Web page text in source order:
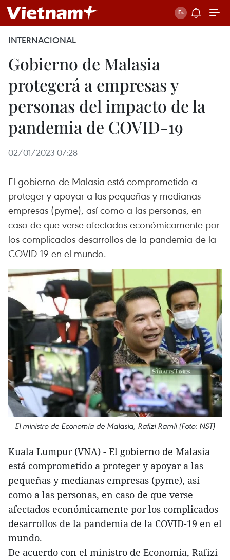
INTERNACIONAL
Gobierno de Malasia
protegerá a empresas y
personas del impacto de la
pandemia de COVID-19
02/01/2023 07:28
El gobierno de Malasia está comprometido a
proteger y apoyar a las pequeñas y medianas
empresas (pyme), así como a las personas, en
caso de que verse afectados económicamente por
los complicados desarrollos de la pandemia de la
COVID-19 en el mundo.
El ministro de Economía de Malasia, Rafizi Ramli (Foto: NST)
Kuala Lumpur (VNA) - El gobierno de Malasia
está comprometido a proteger y apoyar a las
pequeñas y medianas empresas (pyme), así
como a las personas, en caso de que verse
afectados económicamente por los complicados
desarrollos de la pandemia de la COVID-19 en el
mundo.
De acuerdo con el ministro de Economía, Rafizi